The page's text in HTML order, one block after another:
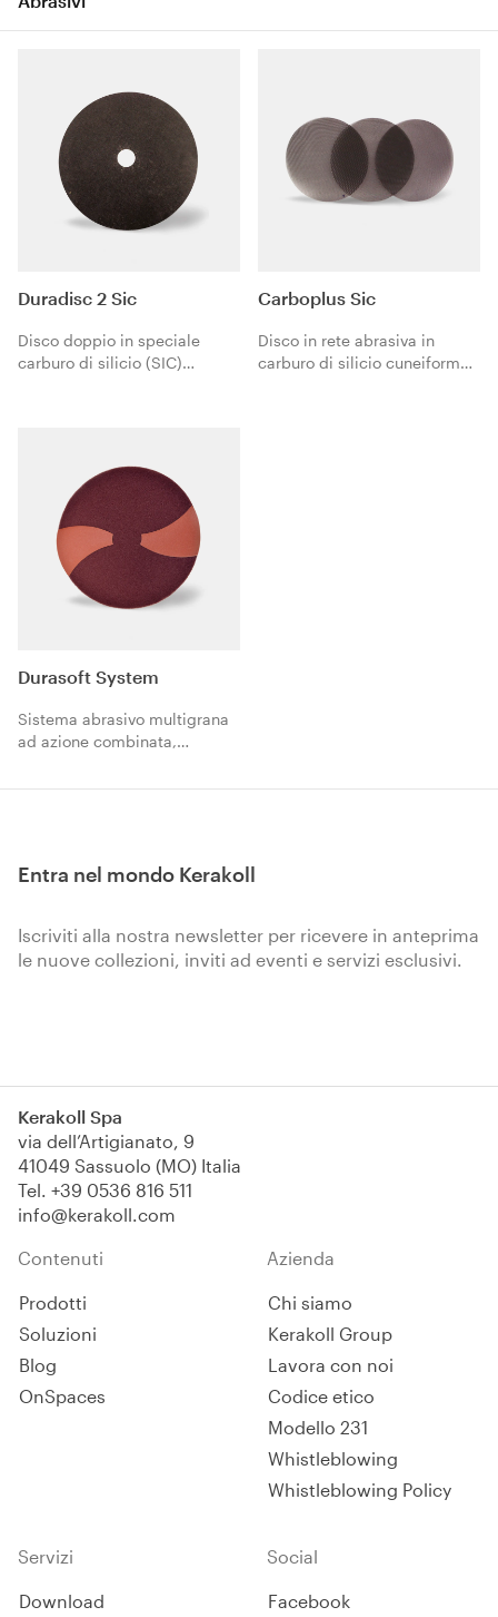
Duradisc 2 Sic
Disco doppio in speciale
carburo di silicio (SIC)
smerigliatrici e levigabordi da
tutti i tipi di legno prima della
carteggiatura finale.
Carboplus Sic
Disco in rete abrasiva in
carburo di silicio cuneiforme
Durasoft System
Sistema abrasivo multigrana
ad azione combinata,
fine di pavimenti in legno
Entra nel mondo Kerakoll
Iscriviti alla nostra newsletter per ricevere in anteprima
le nuove collezioni, inviti ad eventi e servizi esclusivi.
Kerakoll Spa
via dell’Artigianato, 9
41049 Sassuolo (MO) Italia
Tel. +39 0536 816 511
info@kerakoll.com
Contenuti
Prodotti
Soluzioni
Blog
OnSpaces
Azienda
Chi siamo
Kerakoll Group
Lavora con noi
Codice etico
Modello 231
Whistleblowing
Whistleblowing Policy
Servizi
Download
Social
Facebook